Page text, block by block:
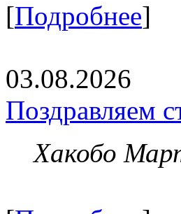
[Подробнее]
03.08.2026
Поздравляем
Хакобо